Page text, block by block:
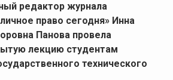
редактор журнала
право сегодня» Инна
Панова провела
лекцию студентам
технического